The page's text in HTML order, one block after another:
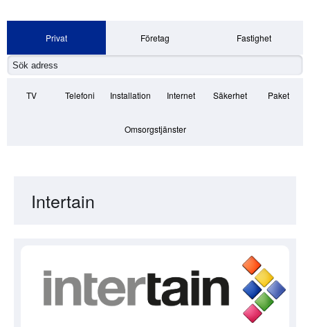
Privat Företag Fastighet
TV Telefoni Installation Internet Säkerhet Paket
Omsorgstjänster
Intertain